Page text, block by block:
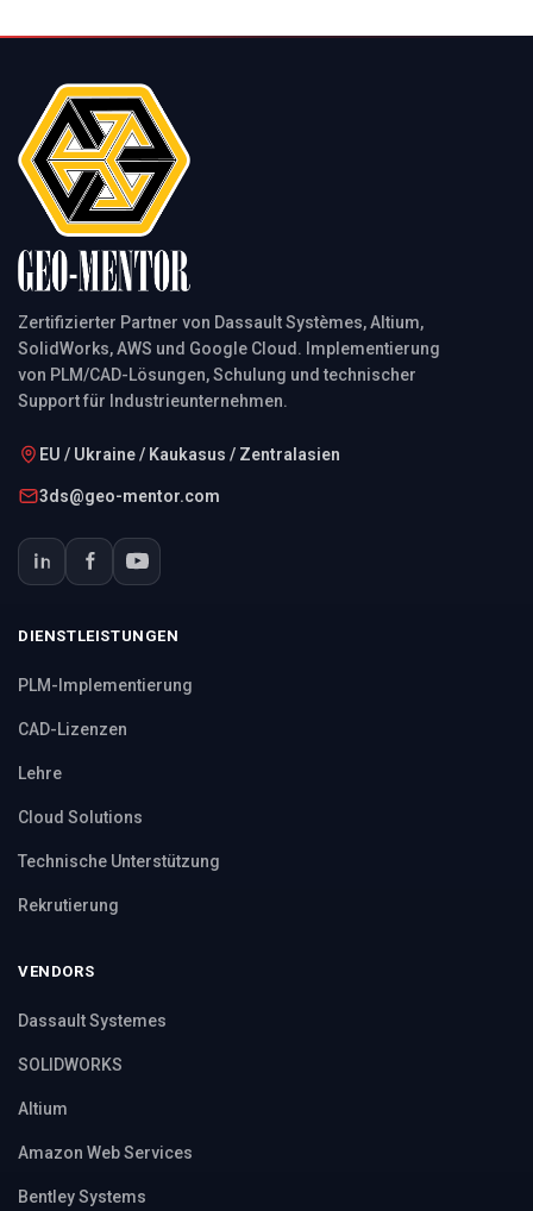
Zertifizierter Partner von Dassault Systèmes, Altium,
SolidWorks, AWS und Google Cloud. Implementierung
von PLM/CAD-Lösungen, Schulung und technischer
Support für Industrieunternehmen.
EU / Ukraine / Kaukasus / Zentralasien
3ds@geo-mentor.com
DIENSTLEISTUNGEN
PLM-Implementierung
CAD-Lizenzen
Lehre
Cloud Solutions
Technische Unterstützung
Rekrutierung
VENDORS
Dassault Systemes
SOLIDWORKS
Altium
Amazon Web Services
Bentley Systems